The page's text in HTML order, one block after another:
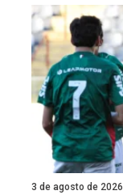
3 de agosto de 2026